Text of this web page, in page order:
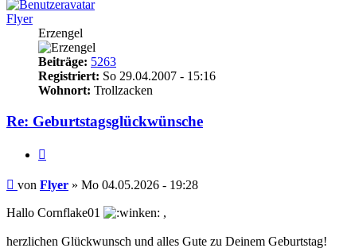
Flyer
Erzengel
Beiträge: 5263
Registriert: So 29.04.2007 - 15:16
Wohnort: Trollzacken
Re: Geburtstagsglückwünsche
Beitrag
von Flyer » Mo 04.05.2026 - 19:28
Hallo Cornflake01 ,
herzlichen Glückwunsch und alles Gute zu Deinem Geburtstag!